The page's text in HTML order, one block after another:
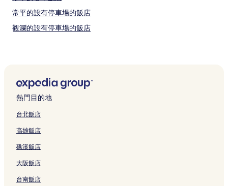
常平的設有停車場的飯店
觀瀾的設有停車場的飯店
東莞的平價飯店
東莞的提供免費早餐的飯店
東莞的設有游泳池的飯店
東莞的親子飯店
東莞的商務飯店
東莞的設有停車場的飯店
南城街道的奢華飯店
熱門目的地
台北飯店
高雄飯店
礁溪飯店
大阪飯店
台南飯店